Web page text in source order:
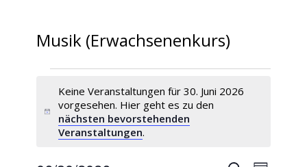
Musik (Erwachsenenkurs)
für
30.
Juni
2026
Hinweis
Keine Veranstaltungen für 30. Juni 2026
vorgesehen. Hier geht es zu den
nächsten bevorstehenden
Veranstaltungen.